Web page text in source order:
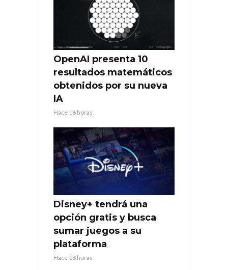
OpenAI presenta 10
resultados matemáticos
obtenidos por su nueva
IA
Hace 16 horas
Disney+ tendrá una
opción gratis y busca
sumar juegos a su
plataforma
Hace 16 horas